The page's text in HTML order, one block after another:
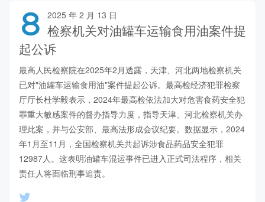
8 2025 年 2 月 13 日
检察机关对油罐车运输食用油案件提
起公诉
最高人民检察院在2025年2月透露，天津、河北两地检察机关
已对"油罐车运输食用油"案件提起公诉。最高检经济犯罪检察
厅厅长杜学毅表示，2024年最高检依法加大对危害食药安全犯
罪重大敏感案件的督办指导力度，指导天津、河北检察机关办
理此案，并与公安部、最高法形成会议纪要。数据显示，2024
年1月至11月，全国检察机关共起诉涉食品药品安全犯罪
12987人。这表明油罐车混运事件已进入正式司法程序，相关
责任人将面临刑事追责。